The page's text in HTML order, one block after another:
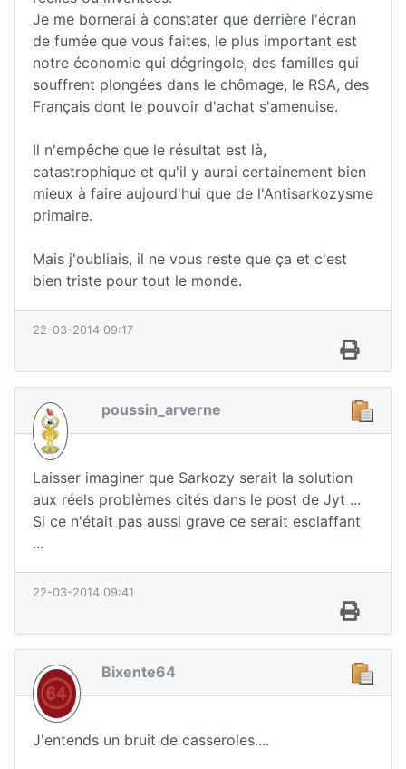
Je me bornerai à constater que derrière l'écran
de fumée que vous faites, le plus important est
notre économie qui dégringole, des familles qui
souffrent plongées dans le chômage, le RSA, des
Français dont le pouvoir d'achat s'amenuise.
Il n'empêche que le résultat est là,
catastrophique et qu'il y aurai certainement bien
mieux à faire aujourd'hui que de l'Antisarkozysme
primaire.
Mais j'oubliais, il ne vous reste que ça et c'est
bien triste pour tout le monde.
22-03-2014 09:17
poussin_arverne
Laisser imaginer que Sarkozy serait la solution
aux réels problèmes cités dans le post de Jyt ...
Si ce n'était pas aussi grave ce serait esclaffant
...
22-03-2014 09:41
Bixente64
J'entends un bruit de casseroles....